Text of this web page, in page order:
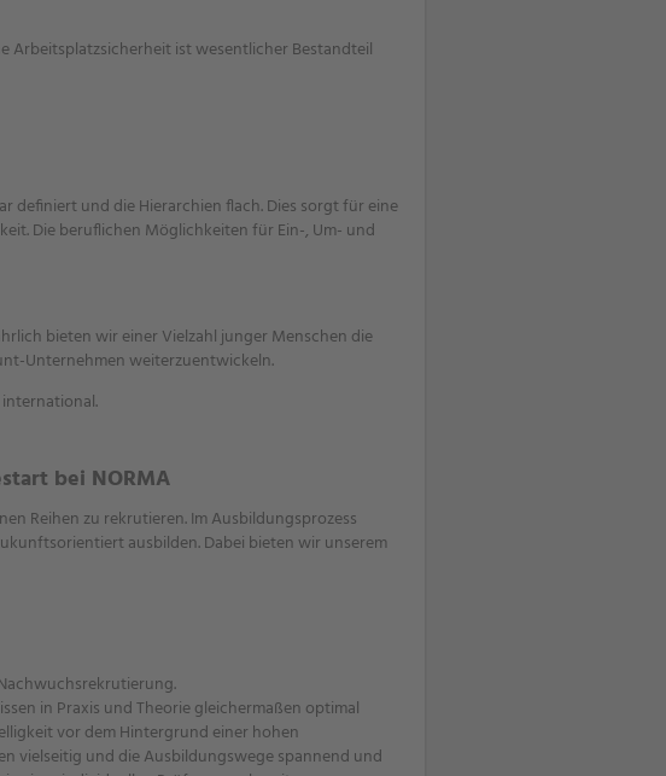
Arbeitsplatzsicherheit ist wesentlicher Bestandteil
definiert und die Hierarchien flach. Dies sorgt für eine
Die beruflichen Möglichkeiten für Ein-, Um- und
bieten wir einer Vielzahl junger Menschen die
Unternehmen weiterzuentwickeln.
bei NORMA
Reihen zu rekrutieren. Im Ausbildungsprozess
ausbilden. Dabei bieten wir unserem
in Praxis und Theorie gleichermaßen optimal
vor dem Hintergrund einer hohen
vielseitig und die Ausbildungswege spannend und